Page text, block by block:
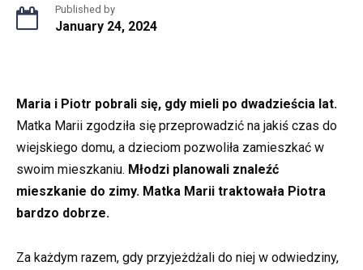
Published by
January 24, 2024
Maria i Piotr pobrali się, gdy mieli po dwadzieścia lat.
Matka Marii zgodziła się przeprowadzić na jakiś czas do
wiejskiego domu, a dzieciom pozwoliła zamieszkać w
swoim mieszkaniu. Młodzi planowali znaleźć
mieszkanie do zimy. Matka Marii traktowała Piotra
bardzo dobrze.
Za każdym razem, gdy przyjeżdżali do niej w odwiedziny,